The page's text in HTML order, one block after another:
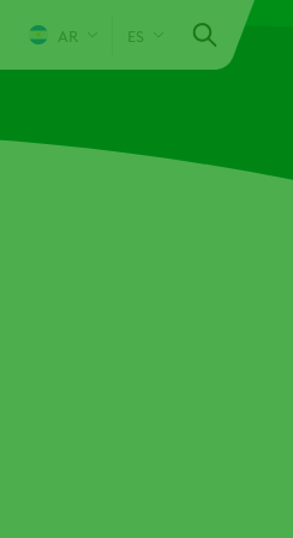
AR ES